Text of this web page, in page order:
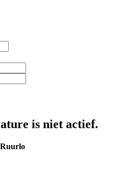
is niet actief.
Ruurlo